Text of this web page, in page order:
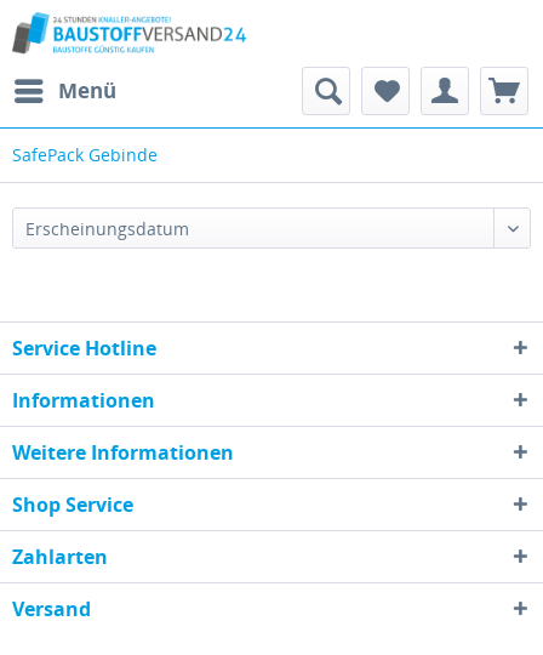
Menü
SafePack Gebinde
Service Hotline
Informationen
Weitere Informationen
Shop Service
Zahlarten
Versand